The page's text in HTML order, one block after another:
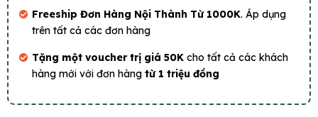
Freeship Đơn Hàng Nội Thành Từ 1000K. Áp dụng
trên tất cả các đơn hàng
Tặng một voucher trị giá 50K cho tất cả các khách
hàng mới với đơn hàng từ 1 triệu đồng